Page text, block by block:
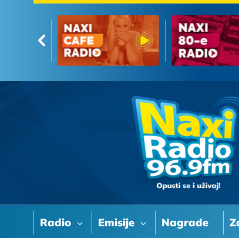
Radio Emisije Nagrade